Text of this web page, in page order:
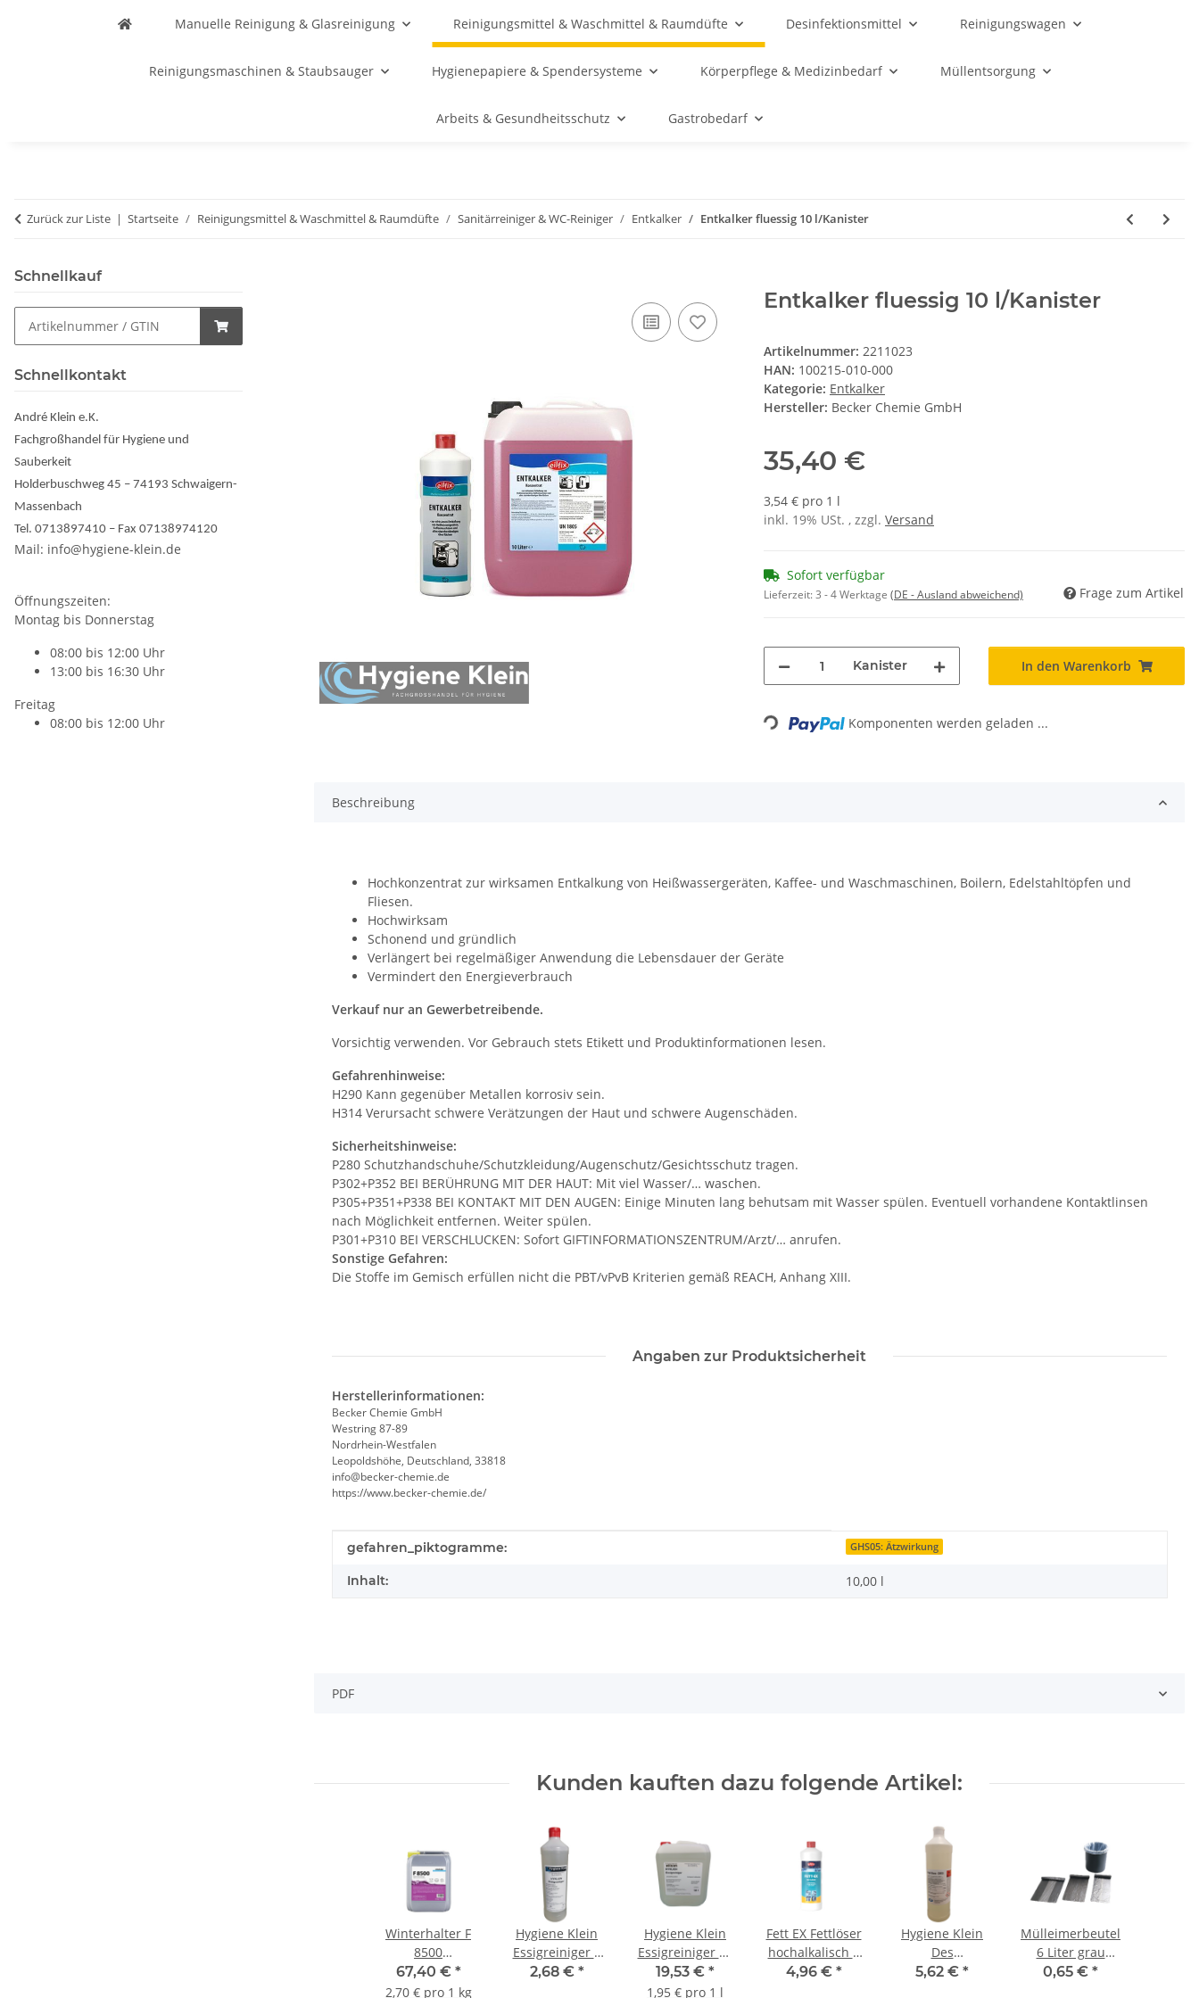
Manuelle Reinigung & Glasreinigung Reinigungsmittel & Waschmittel & Raumdüfte Desinfektionsmittel Reinigungswagen
Reinigungsmaschinen & Staubsauger Hygienepapiere & Spendersysteme Körperpflege & Medizinbedarf Müllentsorgung
Arbeits & Gesundheitsschutz Gastrobedarf
Zurück zur Liste Startseite Reinigungsmittel & Waschmittel & Raumdüfte Sanitärreiniger & WC-Reiniger Entkalker Entkalker fluessig 10 l/Kanister
Entkalker fluessig 10 l/Kanister
Artikelnummer: 2211023
HAN: 100215-010-000
Kategorie: Entkalker
Hersteller: Becker Chemie GmbH
35,40 €
3,54 € pro 1 l
inkl. 19% USt. , zzgl. Versand
Sofort verfügbar
Lieferzeit:3 - 4 Werktage (DE - Ausland abweichend) Frage zum Artikel
Kanister In den Warenkorb
Loading... Komponenten werden geladen ...
Beschreibung
Hochkonzentrat zur wirksamen Entkalkung von Heißwassergeräten, Kaffee- und Waschmaschinen, Boilern, Edelstahltöpfen und
Fliesen.
Hochwirksam
Schonend und gründlich
Verlängert bei regelmäßiger Anwendung die Lebensdauer der Geräte
Vermindert den Energieverbrauch
Verkauf nur an Gewerbetreibende.
Vorsichtig verwenden. Vor Gebrauch stets Etikett und Produktinformationen lesen.
Gefahrenhinweise:
H290 Kann gegenüber Metallen korrosiv sein.
H314 Verursacht schwere Verätzungen der Haut und schwere Augenschäden.
Sicherheitshinweise:
P280 Schutzhandschuhe/Schutzkleidung/Augenschutz/Gesichtsschutz tragen.
P302+P352 BEI BERÜHRUNG MIT DER HAUT: Mit viel Wasser/… waschen.
P305+P351+P338 BEI KONTAKT MIT DEN AUGEN: Einige Minuten lang behutsam mit Wasser spülen. Eventuell vorhandene Kontaktlinsen
nach Möglichkeit entfernen. Weiter spülen.
P301+P310 BEI VERSCHLUCKEN: Sofort GIFTINFORMATIONSZENTRUM/Arzt/… anrufen.
Sonstige Gefahren:
Die Stoffe im Gemisch erfüllen nicht die PBT/vPvB Kriterien gemäß REACH, Anhang XIII.
Angaben zur Produktsicherheit
Herstellerinformationen:
Becker Chemie GmbH
Westring 87-89
Nordrhein-Westfalen
Leopoldshöhe, Deutschland, 33818
info@becker-chemie.de
https://www.becker-chemie.de/
Produkteigenschaft
Wert
gefahren_piktogramme: GHS05: Ätzwirkung
Inhalt: 10,00 l
PDF
Kunden kauften dazu folgende Artikel:
Winterhalter F
8500
Universalreiniger
12kg
67,40 € *
2,70 € pro 1 kg
Hygiene Klein
Essigreiniger 1
l/Flasche
2,68 € *
Hygiene Klein
Essigreiniger 10
l/Kanister
19,53 € *
1,95 € pro 1 l
Fett EX Fettlöser
hochalkalisch 1
l/Flasche
4,96 € *
Hygiene Klein
Des
Flächendesinfektionsreiniger
5,62 € *
Mülleimerbeutel
6 Liter grau
HDPE 31x37 cm
0,65 € *
Schnellkauf
Schnellkontakt
André Klein e.K.
Fachgroßhandel für Hygiene und
Sauberkeit
Holderbuschweg 45 – 74193 Schwaigern-
Massenbach
Tel. 0713897410 – Fax 07138974120
Mail: info@hygiene-klein.de
Öffnungszeiten:
Montag bis Donnerstag
08:00 bis 12:00 Uhr
13:00 bis 16:30 Uhr
Freitag
08:00 bis 12:00 Uhr